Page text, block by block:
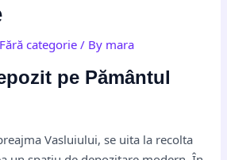
Fără categorie / By mara
pe Pământul
Vasluiului, se uita la recolta